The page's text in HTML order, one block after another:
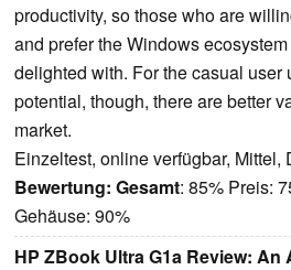
productivity, so those who are
and prefer the Windows
delighted with. For the casual user
potential, though, there are better
market.
Einzeltest, online verfügbar, Mittel,
Bewertung: Gesamt: 85% Preis:
Gehäuse: 90%
HP ZBook Ultra G1a Review: An